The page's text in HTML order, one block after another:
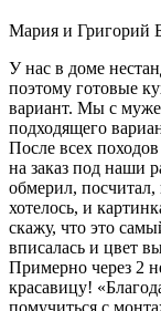
Мария и Григорий
У нас в доме
поэтому готовые
вариант. Мы с
подходящего
После всех
на заказ под наши
обмерил,
хотелось, и
скажу, что это
вписалась и цвет
Примерно через 2
красавицу!
помучиться с